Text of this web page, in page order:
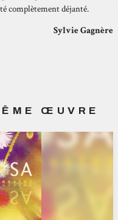
complètement déjanté.
Sylvie Gagnère
ŒUVRE